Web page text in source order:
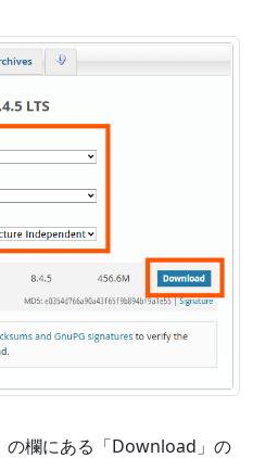
の欄にある「Download」の